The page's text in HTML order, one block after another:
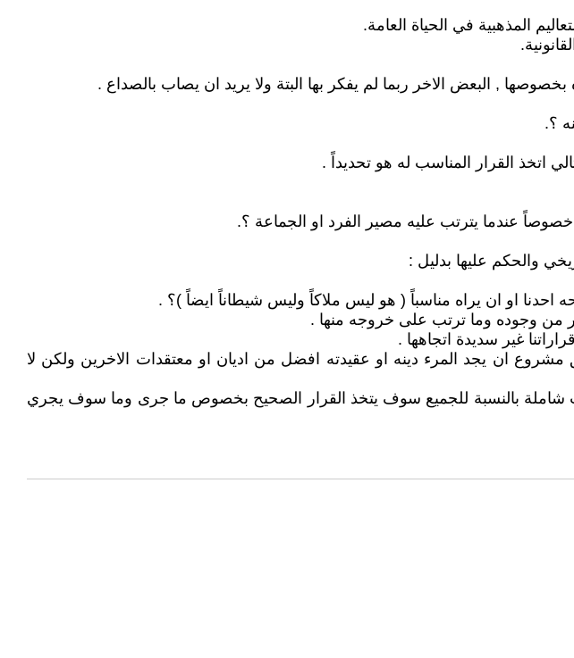
, البعض الاخر ربما لم يفكر بها البتة ولا يريد ان يصاب بالصداع .
؟.
اتخذ القرار المناسب له هو تحديداً .
والحكم عليها بدليل :
او ان يراه مناسباً ( هو ليس ملاكاً وليس شيطاناً ايضاً )؟ .
من وجوده وما ترتب على خروجه منها .
غير سديدة اتجاهها .
ان يجد المرء دينه او عقيدته افضل من اديان او معتقدات الاخرين ولكن لا
شاملة بالنسبة للجميع سوف يتخذ القرار الصحيح بخصوص ما جرى وما سوف يجري